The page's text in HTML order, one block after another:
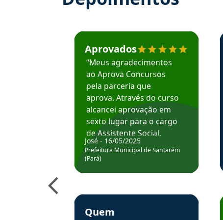
Estudante José recomenda o Aprova
Aprovados
“Meus agradecimentos
ao Aprova Concursos
pela parceria que
aprova. Através do curso
alcancei aprovação em
sexto lugar para o cargo
de Assistente Social.
Hoje estou atuando na
Prefeitura de Santarém.
José - 16/05/2025
Prefeitura Municipal de Santarém
(Pará)
Estudante Elais recomenda o Aprova
Quem